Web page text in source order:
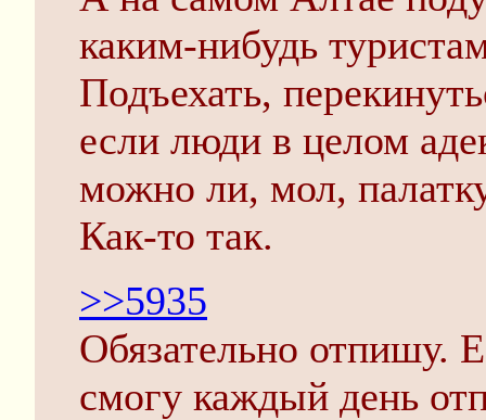
каким-нибудь
Подъехать,
если люди в целом
можно ли, мол,
Как-то так.
>>5935
Обязательно отпишу.
смогу каждый день